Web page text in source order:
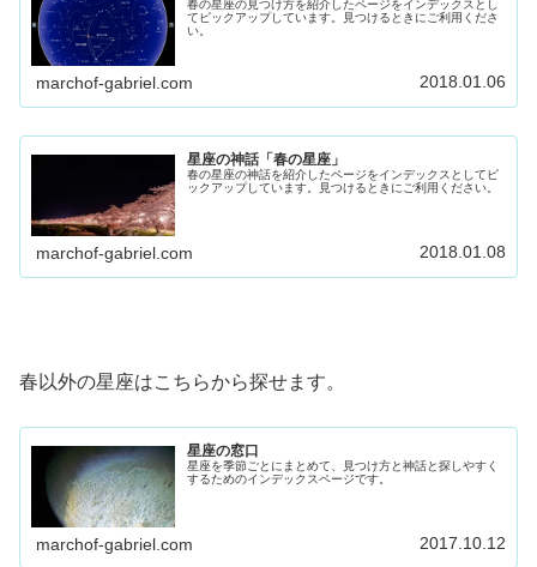
春の星座の見つけ方を紹介したページをインデックスとし
てピックアップしています。見つけるときにご利用くださ
い。
marchof-gabriel.com 2018.01.06
星座の神話「春の星座」
春の星座の神話を紹介したページをインデックスとしてピ
ックアップしています。見つけるときにご利用ください。
marchof-gabriel.com 2018.01.08
春以外の星座はこちらから探せます。
星座の窓口
星座を季節ごとにまとめて、見つけ方と神話と探しやすく
するためのインデックスページです。
marchof-gabriel.com 2017.10.12